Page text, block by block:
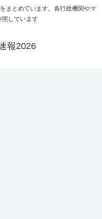
まとめています。各行政機関やマ
照しています
報2026